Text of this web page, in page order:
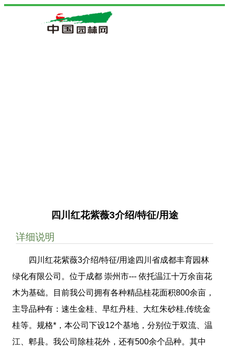
四川红花紫薇3介绍/特征/用途
详细说明
四川红花紫薇3介绍/特征/用途四川省成都丰育园林
绿化有限公司。位于成都 崇州市--- 依托温江十万余亩花
木为基础。目前我公司拥有各种精品桂花面积800余亩，
主导品种有：速生金桂、早红丹桂、大红朱砂桂,传统金
桂等。规格*，本公司下设12个基地，分别位于双流、温
江、郫县。我公司除桂花外，还有500余个品种。其中